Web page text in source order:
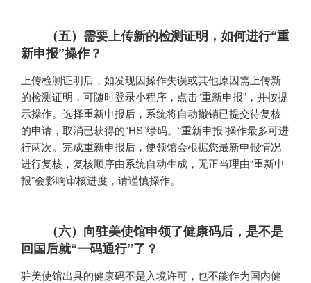
（五）需要上传新的检测证明，如何进行“重
新申报”操作？
上传检测证明后，如发现因操作失误或其他原因需上传新
的检测证明，可随时登录小程序，点击“重新申报”，并按提
示操作。选择重新申报后，系统将自动撤销已提交待复核
的申请，取消已获得的“HS”绿码。“重新申报”操作最多可进
行两次。完成重新申报后，使领馆会根据您最新申报情况
进行复核，复核顺序由系统自动生成，无正当理由“重新申
报”会影响审核进度，请谨慎操作。
（六）向驻美使馆申领了健康码后，是不是
回国后就“一码通行”了？
驻美使馆出具的健康码不是入境许可，也不能作为国内健